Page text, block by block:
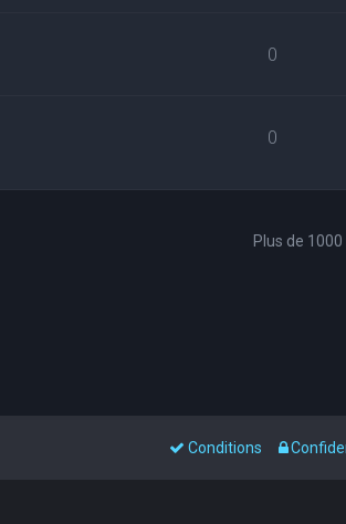
0
0
Plus de
Conditions